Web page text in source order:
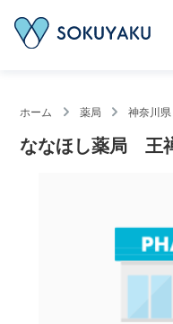
ホーム 薬局 神奈川県
ななほし薬局 王